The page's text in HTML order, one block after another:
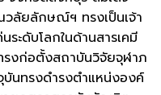
วลัยลักษณ์ฯ ทรงเป็นเจ้า
ะดับโลกในด้านสารเคมี
รงก่อตั้งสถาบันวิจัยจุฬาภ
นทรงดำรงตำแหน่งองค์